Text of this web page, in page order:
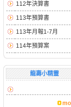
112年決算書
113年預算書
113年月報1-7月
114年預算案
龍壽小精靈